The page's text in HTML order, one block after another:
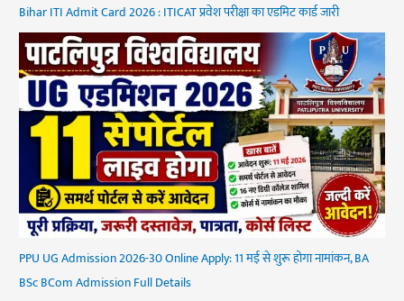
Bihar ITI Admit Card 2026 : ITICAT प्रवेश परीक्षा का एडमिट कार्ड जारी
PPU UG Admission 2026-30 Online Apply: 11 मई से शुरू होगा नामांकन, BA
BSc BCom Admission Full Details